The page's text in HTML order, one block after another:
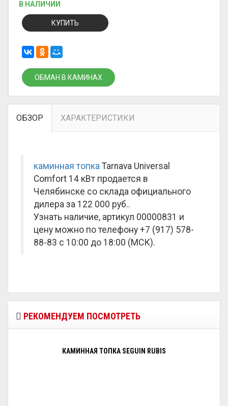
В НАЛИЧИИ
КУПИТЬ
ОБМАН В КАМИНАХ
ОБЗОР ХАРАКТЕРИСТИКИ
каминная топка Tarnava Universal
Comfort 14 кВт продается в
Челябинске со склада официального
дилера за 122 000 руб..
Узнать наличие, артикул 00000831 и
цену можно по телефону +7 (917) 578-
88-83 с 10:00 до 18:00 (МСК).
РЕКОМЕНДУЕМ ПОСМОТРЕТЬ
КАМИННАЯ ТОПКА SEGUIN RUBIS